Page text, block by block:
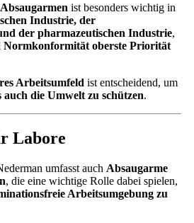
ist besonders wichtig in
Industrie, der
der pharmazeutischen Industrie,
Normkonformität oberste Priorität
Arbeitsumfeld ist entscheidend, um
auch die Umwelt zu schützen.
Labore
umfasst auch Absaugarme
, die eine wichtige Rolle dabei spielen,
Arbeitsumgebung zu